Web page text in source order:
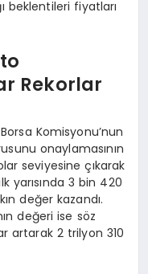
beklentileri fiyatları
Rekorlar
Komisyonu’nun
onaylamasının
seviyesine çıkarak
yarısında 3 bin 420
değer kazandı.
değeri ise söz
artarak 2 trilyon 310